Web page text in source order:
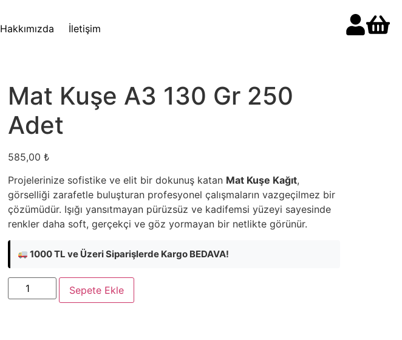
Hakkımızda İletişim
Mat Kuşe A3 130 Gr 250
Adet
585,00 ₺
Projelerinize sofistike ve elit bir dokunuş katan Mat Kuşe Kağıt,
görselliği zarafetle buluşturan profesyonel çalışmaların vazgeçilmez bir
çözümüdür. Işığı yansıtmayan pürüzsüz ve kadifemsi yüzeyi sayesinde
renkler daha soft, gerçekçi ve göz yormayan bir netlikte görünür.
1000 TL ve Üzeri Siparişlerde Kargo BEDAVA!
Sepete Ekle